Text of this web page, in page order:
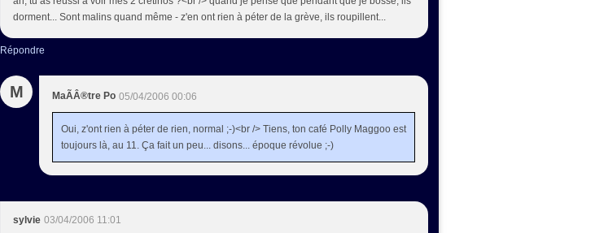
dorment... Sont malins quand même - z'en ont rien à péter de la grève, ils roupillent...
Répondre
M MaÃÂ®tre Po 05/04/2006 00:06
Oui, z'ont rien à péter de rien, normal ;-)<br /> Tiens, ton café Polly Maggoo est
toujours là, au 11. Ça fait un peu... disons... époque révolue ;-)
sylvie 03/04/2006 11:01